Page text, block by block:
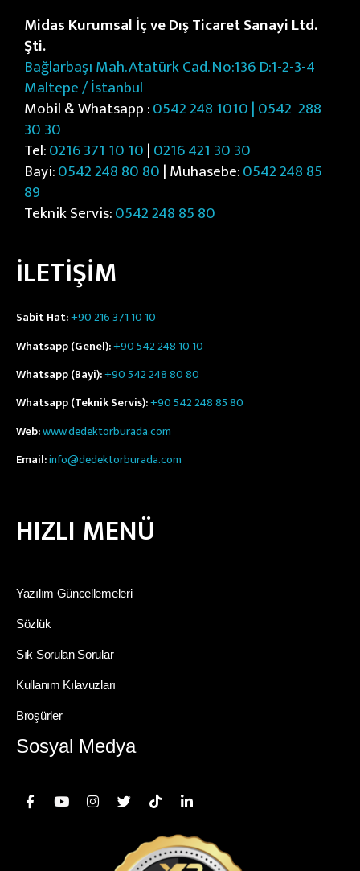
Midas Kurumsal İç ve Dış Ticaret Sanayi Ltd.
Şti.
Bağlarbaşı Mah. Atatürk Cad. No:136 D:1-2-3-4
Maltepe / İstanbul
Mobil & Whatsapp :0542 248 1010 | 0542 288
30 30
Tel:0216 371 10 10|0216 421 30 30
Bayi:0542 248 80 80| Muhasebe:0542 248 85
89
Teknik Servis:0542 248 85 80
İLETİŞİM
Sabit Hat:+90 216 371 10 10
Whatsapp (Genel):+90 542 248 10 10
Whatsapp (Bayi):+90 542 248 80 80
Whatsapp (Teknik Servis):+90 542 248 85 80
Web:www.dedektorburada.com
Email:info@dedektorburada.com
HIZLI MENÜ
Yazılım Güncellemeleri
Sözlük
Sık Sorulan Sorular
Kullanım Kılavuzları
Broşürler
Sosyal Medya